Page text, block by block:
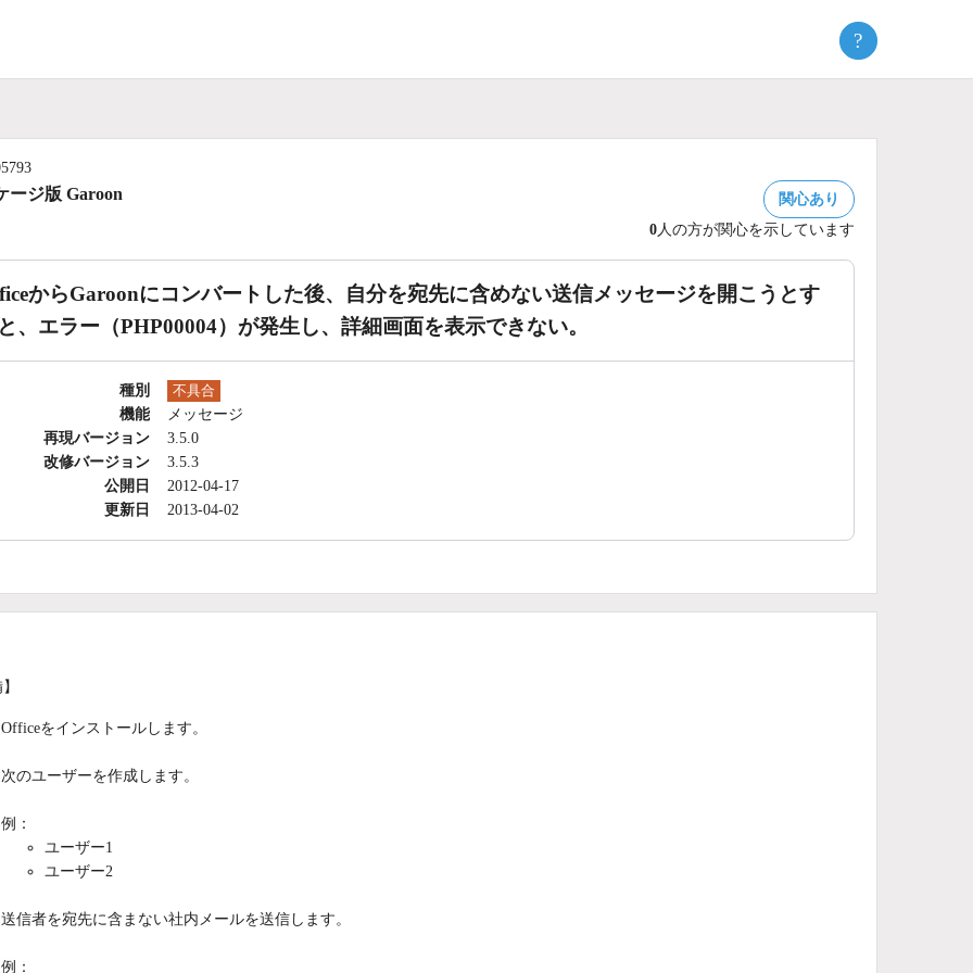
?
ージ版 Garoon
関心あり
0人の方が関心を示しています
からGaroonにコンバートした後、自分を宛先に含めない送信メッセージを開こうとす
、エラー（PHP00004）が発生し、詳細画面を表示できない。
種別 不具合
機能
メッセージ
再現バージョン
3.5.0
改修バージョン
3.5.3
公開日
2012-04-17
更新日
2013-04-02
Officeをインストールします。
次のユーザーを作成します。
例：
ユーザー1
ユーザー2
送信者を宛先に含まない社内メールを送信します。
例：